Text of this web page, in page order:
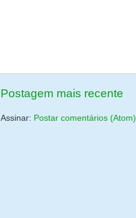
Postagem mais recente
Assinar: Postar comentários (Atom)